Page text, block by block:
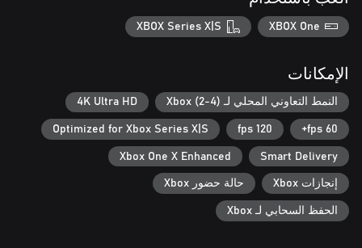
XBOX One
XBOX Series X|S
الإمكانات
النمط التعاوني المحلي لـ Xbox (2-4) 4K Ultra HD
60 fps+
120 fps
Optimized for Xbox Series X|S
Smart Delivery
Xbox One X Enhanced
إنجازات Xbox حالة حضور Xbox
الحفظ السحابي لـ Xbox